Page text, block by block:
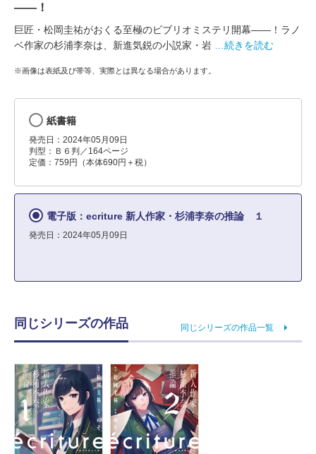
――！
巨匠・松岡圭祐がおくる至極のビブリオミステリ開幕――！ラノ
ベ作家の杉浦李奈は、新進気鋭の小説家・岩
…続きを読む
※画像は表紙及び帯等、実際とは異なる場合があります。
紙書籍
発売日：2024年05月09日
判型：Ｂ６判／164ページ
定価：759円（本体690円＋税）
電子版：ecriture 新人作家・杉浦李奈の推論 １
発売日：2024年05月09日
同じシリーズの作品 同じシリーズの作品一覧